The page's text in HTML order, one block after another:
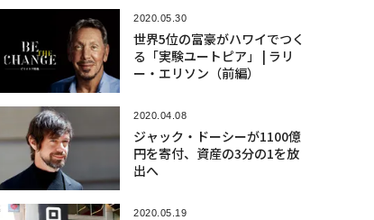
2020.05.30
世界5位の富豪がハワイでつく
る「実験ユートピア」 | ラリ
ー・エリソン（前編）
2020.04.08
ジャック・ドーシーが1100億
円を寄付、資産の3分の1を放
出へ
2020.05.19